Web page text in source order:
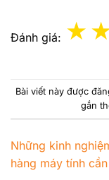
Đánh giá:
Bài viết này được
gắn
Những kinh
hàng máy tính